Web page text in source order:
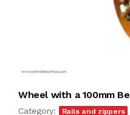
Wheel with a 100mm
Category: Rails and zippers